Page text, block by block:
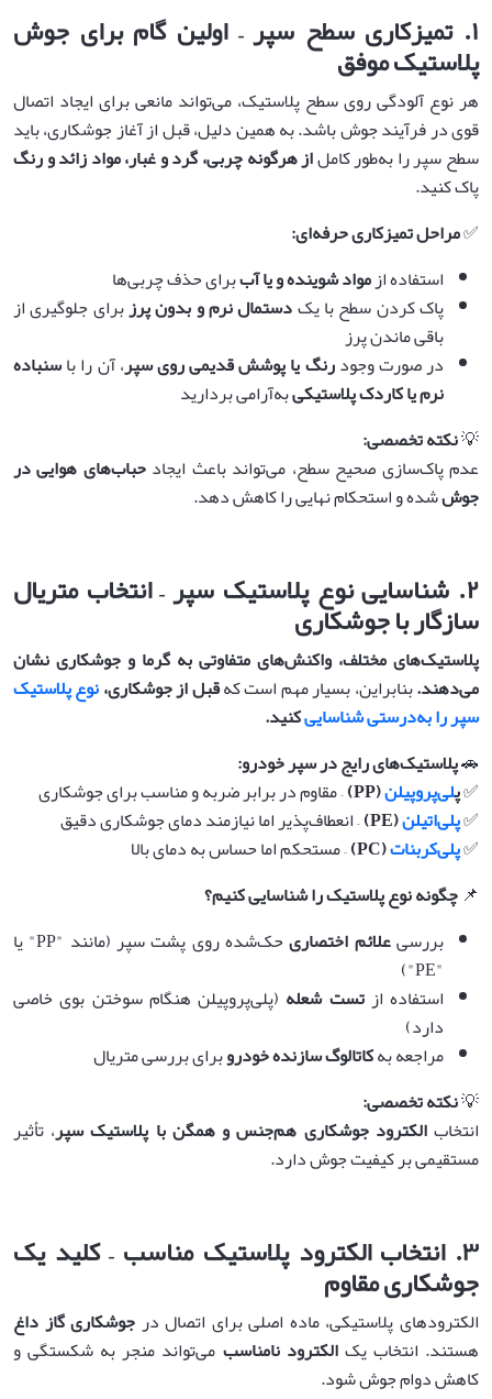
۱.تمیزکاری سطح سپر – اولین گام برای جوش
پلاستیک موفق
هر نوع آلودگی روی سطح پلاستیک، می‌تواند مانعی برای ایجاد اتصال
قوی در فرآیند جوش باشد. به همین دلیل، قبل از آغاز جوشکاری، باید
سطح سپر را به‌طور کاملاز هرگونه چربی، گرد و غبار، مواد زائد و رنگ
پاک کنید.
✅مراحل تمیزکاری حرفه‌ای:
استفاده ازمواد شوینده و یا آببرای حذف چربی‌ها
پاک کردن سطح با یکدستمال نرم و بدون پرزبرای جلوگیری از
باقی ماندن پرز
در صورت وجودرنگ یا پوشش قدیمی روی سپر، آن را باسنباده
نرم یا کاردک پلاستیکیبه‌آرامی بردارید
💡نکته تخصصی:
عدم پاک‌سازی صحیح سطح، می‌تواند باعث ایجادحباب‌های هوایی در
جوششده و استحکام نهایی را کاهش دهد.
۲. شناسایی نوع پلاستیک سپر – انتخاب متریال
سازگار با جوشکاری
پلاستیک‌های مختلف، واکنش‌های متفاوتی به گرما و جوشکاری نشان
می‌دهند.بنابراین، بسیار مهم است کهقبل از جوشکاری،نوع پلاستیک
سپر را به‌درستی شناساییکنید.
🚗پلاستیک‌های رایج در سپر خودرو:
✅پلی‌پروپیلن(PP)
– مقاوم در برابر ضربه و مناسب برای جوشکاری
✅پلی‌اتیلن(PE)
– انعطاف‌پذیر اما نیازمند دمای جوشکاری دقیق
✅پلی‌کربنات(PC)
– مستحکم اما حساس به دمای بالا
📌چگونه نوع پلاستیک را شناسایی کنیم؟
بررسیعلائم اختصاری
حک‌شده روی پشت سپر (مانند "PP" یا
"PE")
استفاده ازتست شعله (پلی‌پروپیلن هنگام سوختن بوی خاصی
دارد)
مراجعه بهکاتالوگ سازنده خودروبرای بررسی متریال
💡نکته تخصصی:
انتخابالکترود جوشکاری هم‌جنس و همگن با پلاستیک سپر، تأثیر
مستقیمی بر کیفیت جوش دارد.
۳.انتخاب الکترود پلاستیک مناسب – کلید یک
جوشکاری مقاوم
الکترودهای پلاستیکی، ماده اصلی برای اتصال درجوشکاری گاز داغ
هستند. انتخاب یکالکترود نامناسب می‌تواند منجر به شکستگی و
کاهش دوام جوش شود.